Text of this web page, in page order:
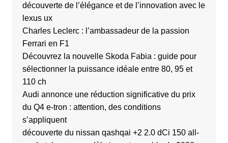
découverte de l’élégance et de l’innovation avec le
lexus ux
Charles Leclerc : l’ambassadeur de la passion
Ferrari en F1
Découvrez la nouvelle Skoda Fabia : guide pour
sélectionner la puissance idéale entre 80, 95 et
110 ch
Audi annonce une réduction significative du prix
du Q4 e-tron : attention, des conditions
s’appliquent
découverte du nissan qashqai +2 2.0 dCi 150 all-